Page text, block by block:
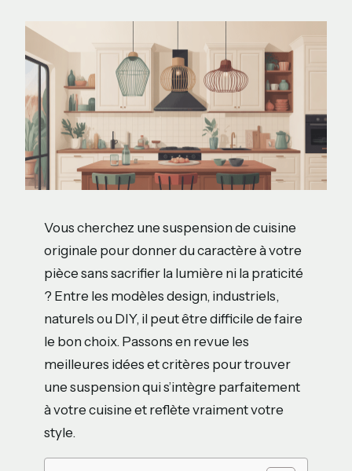
Vous cherchez une suspension de cuisine
originale pour donner du caractère à votre
pièce sans sacrifier la lumière ni la praticité
? Entre les modèles design, industriels,
naturels ou DIY, il peut être difficile de faire
le bon choix. Passons en revue les
meilleures idées et critères pour trouver
une suspension qui s’intègre parfaitement
à votre cuisine et reflète vraiment votre
style.